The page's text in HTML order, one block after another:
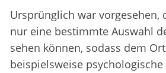
Ursprünglich war vorgesehen,
nur eine bestimmte Auswahl
sehen können, sodass dem
beispielsweise